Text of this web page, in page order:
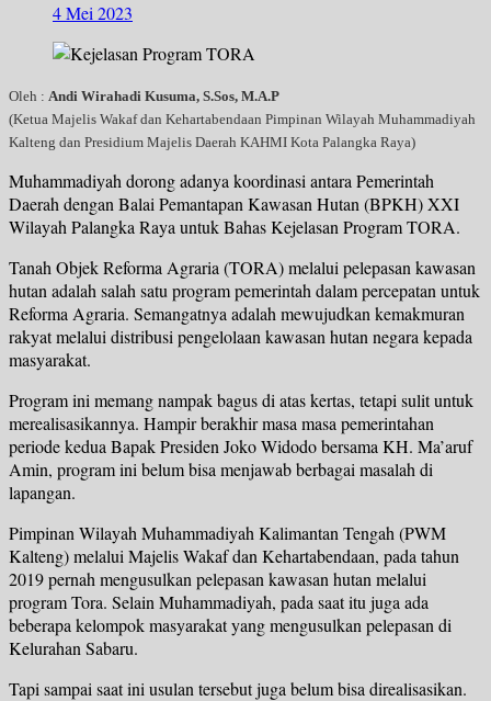
4 Mei 2023
Oleh : Andi Wirahadi Kusuma, S.Sos, M.A.P
(Ketua Majelis Wakaf dan Kehartabendaan Pimpinan Wilayah Muhammadiyah
Kalteng dan Presidium Majelis Daerah KAHMI Kota Palangka Raya)
Muhammadiyah dorong adanya koordinasi antara Pemerintah
Daerah dengan Balai Pemantapan Kawasan Hutan (BPKH) XXI
Wilayah Palangka Raya untuk Bahas Kejelasan Program TORA.
Tanah Objek Reforma Agraria (TORA) melalui pelepasan kawasan
hutan adalah salah satu program pemerintah dalam percepatan untuk
Reforma Agraria. Semangatnya adalah mewujudkan kemakmuran
rakyat melalui distribusi pengelolaan kawasan hutan negara kepada
masyarakat.
Program ini memang nampak bagus di atas kertas, tetapi sulit untuk
merealisasikannya. Hampir berakhir masa masa pemerintahan
periode kedua Bapak Presiden Joko Widodo bersama KH. Ma’aruf
Amin, program ini belum bisa menjawab berbagai masalah di
lapangan.
Pimpinan Wilayah Muhammadiyah Kalimantan Tengah (PWM
Kalteng) melalui Majelis Wakaf dan Kehartabendaan, pada tahun
2019 pernah mengusulkan pelepasan kawasan hutan melalui
program Tora. Selain Muhammadiyah, pada saat itu juga ada
beberapa kelompok masyarakat yang mengusulkan pelepasan di
Kelurahan Sabaru.
Tapi sampai saat ini usulan tersebut juga belum bisa direalisasikan.